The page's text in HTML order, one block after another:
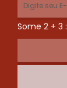
Some 2 + 3 :